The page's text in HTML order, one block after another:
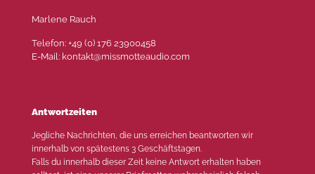
Marlene Rauch
Telefon: +49 (0) 176 23900458
E-Mail: kontakt@missmotteaudio.com
Antwortzeiten
Jegliche Nachrichten, die uns erreichen beantworten wir
innerhalb von spätestens 3 Geschäftstagen.
Falls du innerhalb dieser Zeit keine Antwort erhalten haben